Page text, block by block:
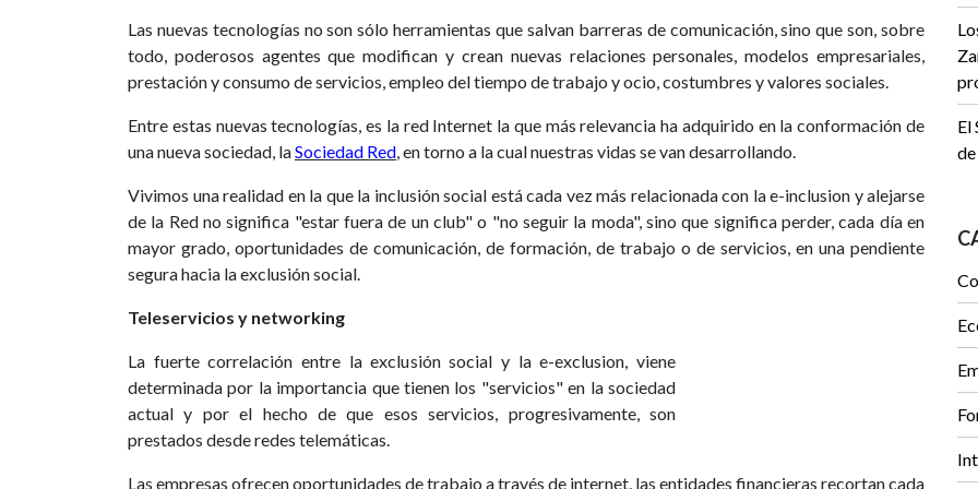
Las nuevas tecnologías no son sólo herramientas que salvan barreras de comunicación, sino que son, sobre
todo, poderosos agentes que modifican y crean nuevas relaciones personales, modelos empresariales,
prestación y consumo de servicios, empleo del tiempo de trabajo y ocio, costumbres y valores sociales.
Entre estas nuevas tecnologías, es la red Internet la que más relevancia ha adquirido en la conformación de
una nueva sociedad, laSociedad Red , en torno a la cual nuestras vidas se van desarrollando.
Vivimos una realidad en la que la inclusión social está cada vez más relacionada con la e-inclusion y alejarse
de la Red no significa "estar fuera de un club" o "no seguir la moda", sino que significa perder, cada día en
mayor grado, oportunidades de comunicación, de formación, de trabajo o de servicios, en una pendiente
segura hacia la exclusión social.
Teleservicios y networking
La fuerte correlación entre la exclusión social y la e-exclusion, viene
determinada por la importancia que tienen los "servicios" en la sociedad
actual y por el hecho de que esos servicios, progresivamente, son
prestados desde redes telemáticas.
Las empresas ofrecen oportunidades de trabajo a través de internet, las entidades financieras recortan cada
El